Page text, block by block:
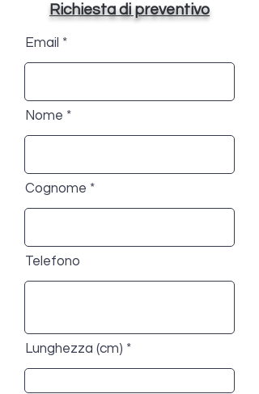
Richiesta di preventivo
Email
Nome
Cognome
Telefono
Lunghezza (cm)